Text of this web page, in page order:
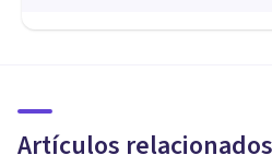
Artículos relacionados
limita tu potencial